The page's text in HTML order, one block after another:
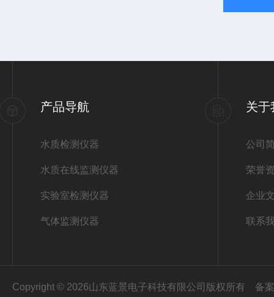
产品导航
水质检测仪器
水质在线监测仪器
实验室检测仪器
气体监测仪器
关于
公司
荣誉
企业
联系
Copyright © 2026山东蓝景电子科技有限公司版权所有 备